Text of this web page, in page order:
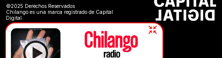
©2025 Derechos Reservados
Chilango es una marca registrado de Capital
Digital.